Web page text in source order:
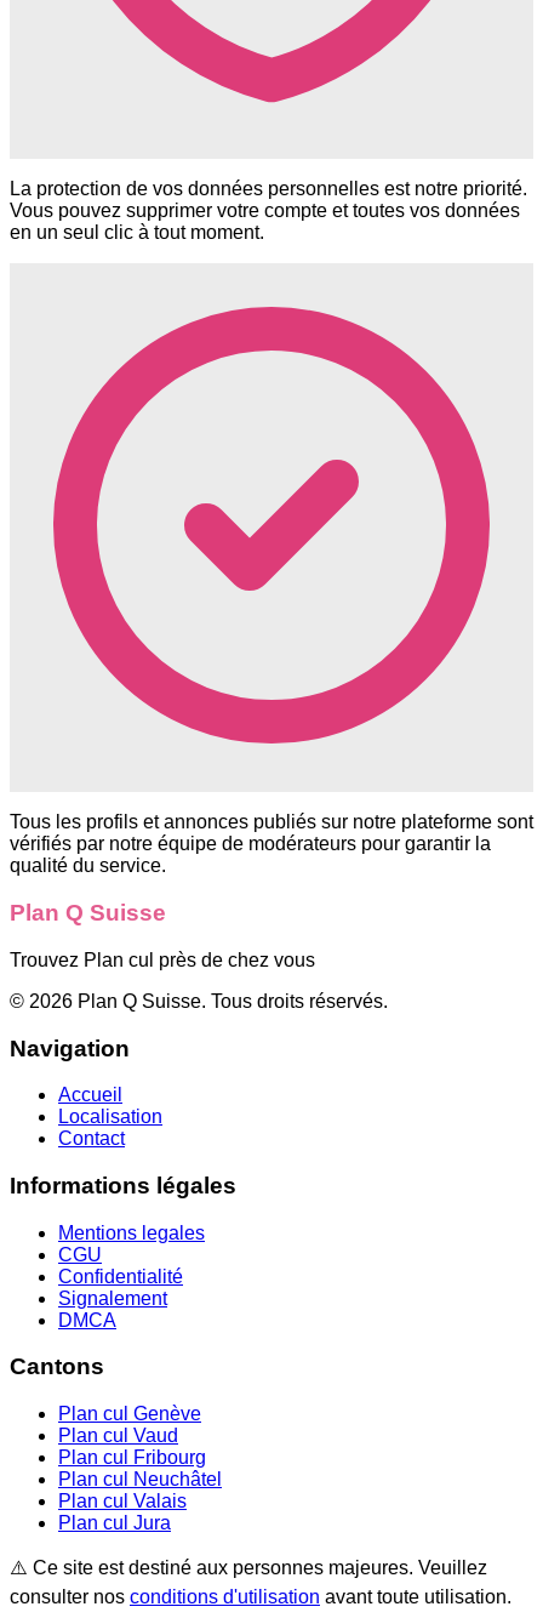
La protection de vos données personnelles est notre priorité.
Vous pouvez supprimer votre compte et toutes vos données
en un seul clic à tout moment.
Tous les profils et annonces publiés sur notre plateforme sont
vérifiés par notre équipe de modérateurs pour garantir la
qualité du service.
Plan Q Suisse
Trouvez Plan cul près de chez vous
© 2026 Plan Q Suisse. Tous droits réservés.
Navigation
Accueil
Localisation
Contact
Informations légales
Mentions legales
CGU
Confidentialité
Signalement
DMCA
Cantons
Plan cul Genève
Plan cul Vaud
Plan cul
Fribourg
Plan cul
Neuchâtel
Plan cul Valais
Plan cul Jura
⚠️ Ce site est destiné aux personnes majeures. Veuillez
consulter nos conditions d'utilisation avant toute utilisation.